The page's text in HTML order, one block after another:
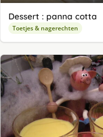
Dessert : panna cotta
Toetjes & nagerechten